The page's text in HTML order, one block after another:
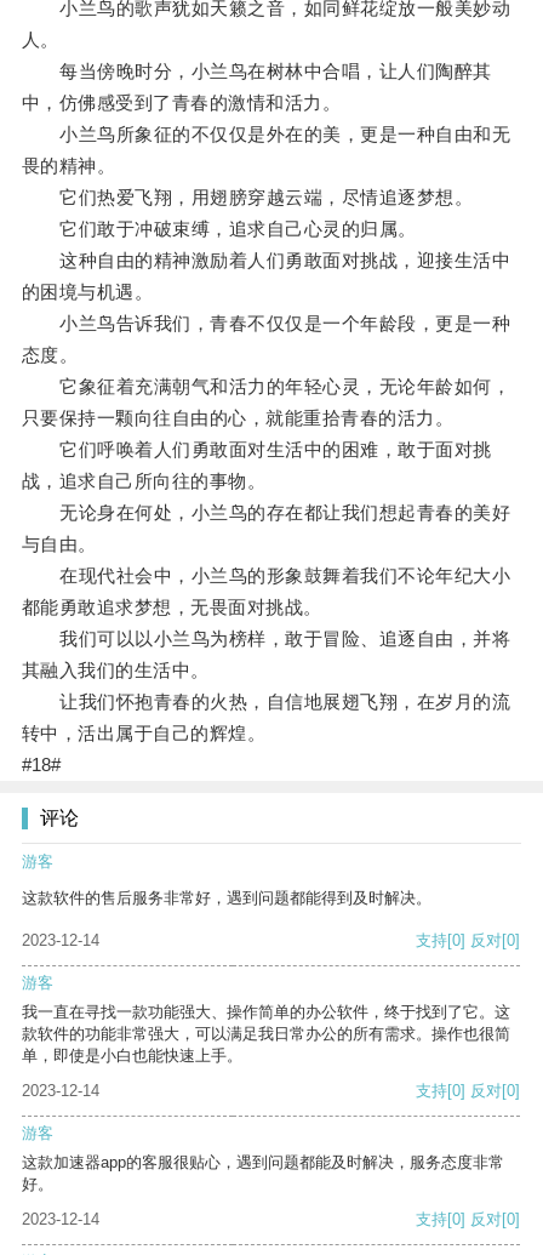
小兰鸟的歌声犹如天籁之音，如同鲜花绽放一般美妙动
人。
每当傍晚时分，小兰鸟在树林中合唱，让人们陶醉其
中，仿佛感受到了青春的激情和活力。
小兰鸟所象征的不仅仅是外在的美，更是一种自由和无
畏的精神。
它们热爱飞翔，用翅膀穿越云端，尽情追逐梦想。
它们敢于冲破束缚，追求自己心灵的归属。
这种自由的精神激励着人们勇敢面对挑战，迎接生活中
的困境与机遇。
小兰鸟告诉我们，青春不仅仅是一个年龄段，更是一种
态度。
它象征着充满朝气和活力的年轻心灵，无论年龄如何，
只要保持一颗向往自由的心，就能重拾青春的活力。
它们呼唤着人们勇敢面对生活中的困难，敢于面对挑
战，追求自己所向往的事物。
无论身在何处，小兰鸟的存在都让我们想起青春的美好
与自由。
在现代社会中，小兰鸟的形象鼓舞着我们不论年纪大小
都能勇敢追求梦想，无畏面对挑战。
我们可以以小兰鸟为榜样，敢于冒险、追逐自由，并将
其融入我们的生活中。
让我们怀抱青春的火热，自信地展翅飞翔，在岁月的流
转中，活出属于自己的辉煌。
#18#
评论
游客
这款软件的售后服务非常好，遇到问题都能得到及时解决。
2023-12-14 支持[0] 反对[0]
游客
我一直在寻找一款功能强大、操作简单的办公软件，终于找到了它。这
款软件的功能非常强大，可以满足我日常办公的所有需求。操作也很简
单，即使是小白也能快速上手。
2023-12-14
支持[0] 反对[0]
游客
这款加速器app的客服很贴心，遇到问题都能及时解决，服务态度非常
好。
2023-12-14
支持[0] 反对[0]